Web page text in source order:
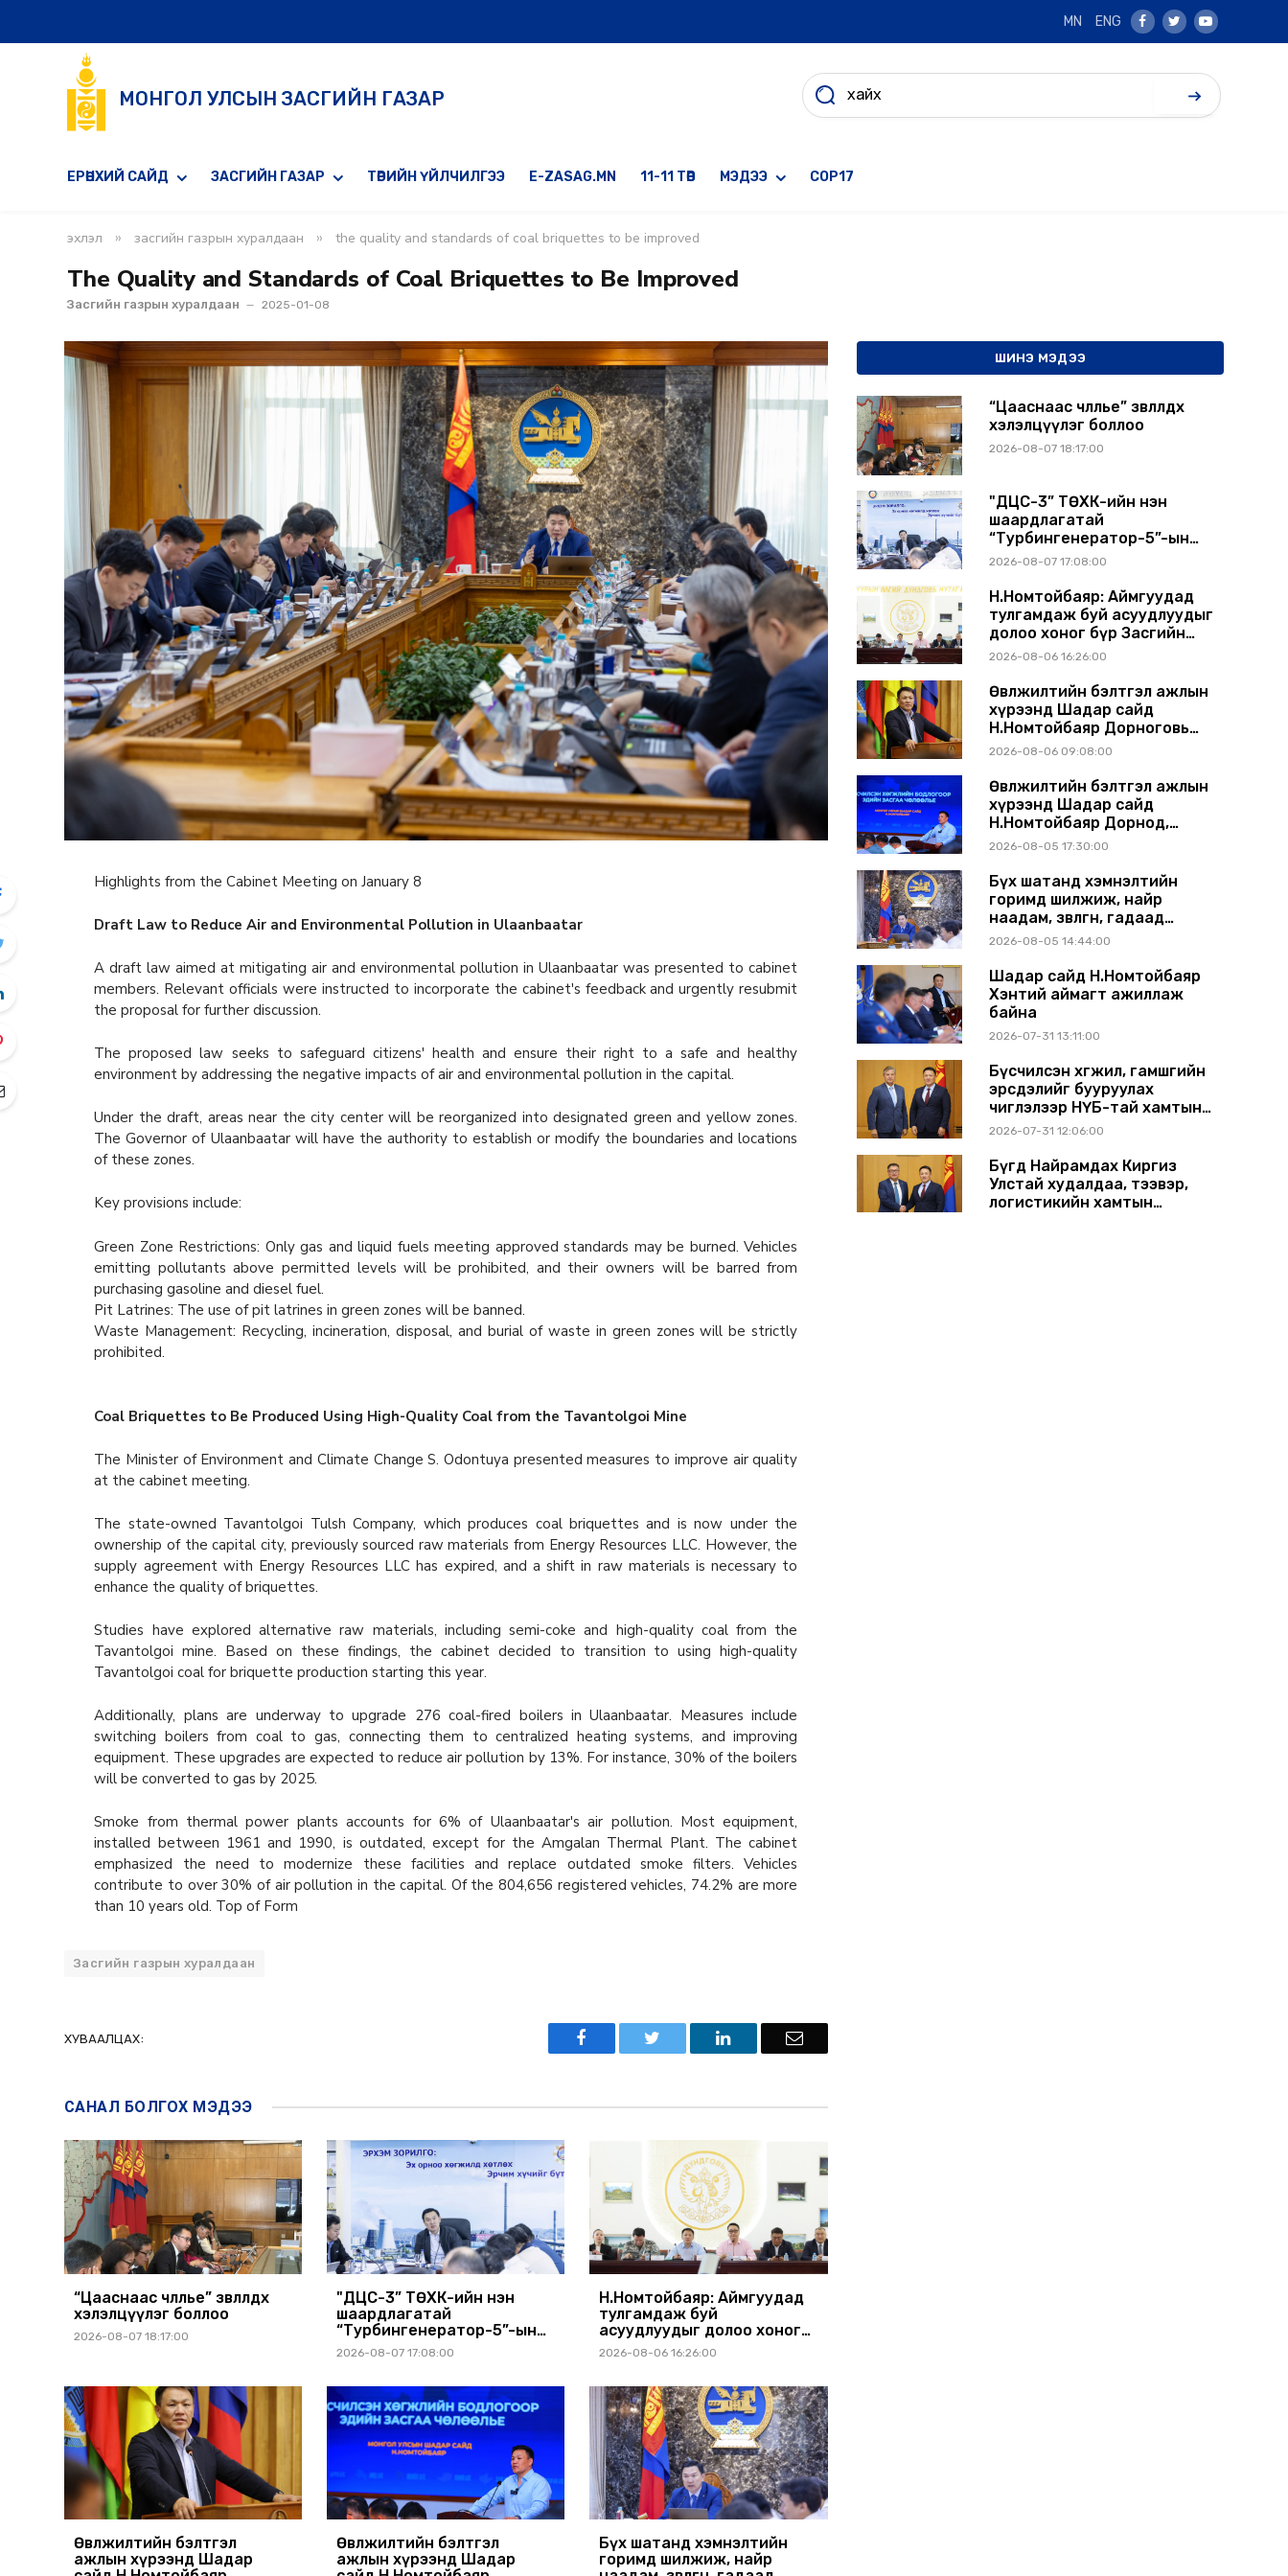
MN ENG
Facebook
TwitterYoutube
МОНГОЛ УЛСЫН ЗАСГИЙН ГАЗАР
ЕРӨНХИЙ САЙД ЗАСГИЙН ГАЗАР ТӨРИЙН ҮЙЛЧИЛГЭЭ E-ZASAG.MN 11-11 ТӨВ МЭДЭЭ COP17
эхлэл » засгийн газрын хуралдаан » the quality and standards of coal briquettes to be improved
The Quality and Standards of Coal Briquettes to Be Improved
Засгийн газрын хуралдаан 2025-01-08
Highlights from the Cabinet Meeting on January 8
Draft Law to Reduce Air and Environmental Pollution in Ulaanbaatar
A draft law aimed at mitigating air and environmental pollution in Ulaanbaatar was presented to cabinet
members. Relevant officials were instructed to incorporate the cabinet's feedback and urgently resubmit
the proposal for further discussion.
The proposed law seeks to safeguard citizens' health and ensure their right to a safe and healthy
environment by addressing the negative impacts of air and environmental pollution in the capital.
Under the draft, areas near the city center will be reorganized into designated green and yellow zones.
The Governor of Ulaanbaatar will have the authority to establish or modify the boundaries and locations
of these zones.
Key provisions include:
Green Zone Restrictions: Only gas and liquid fuels meeting approved standards may be burned. Vehicles
emitting pollutants above permitted levels will be prohibited, and their owners will be barred from
purchasing gasoline and diesel fuel.
Pit Latrines: The use of pit latrines in green zones will be banned.
Waste Management: Recycling, incineration, disposal, and burial of waste in green zones will be strictly
prohibited.
Coal Briquettes to Be Produced Using High-Quality Coal from the Tavantolgoi Mine
The Minister of Environment and Climate Change S. Odontuya presented measures to improve air quality
at the cabinet meeting.
The state-owned Tavantolgoi Tulsh Company, which produces coal briquettes and is now under the
ownership of the capital city, previously sourced raw materials from Energy Resources LLC. However, the
supply agreement with Energy Resources LLC has expired, and a shift in raw materials is necessary to
enhance the quality of briquettes.
Studies have explored alternative raw materials, including semi-coke and high-quality coal from the
Tavantolgoi mine. Based on these findings, the cabinet decided to transition to using high-quality
Tavantolgoi coal for briquette production starting this year.
Additionally, plans are underway to upgrade 276 coal-fired boilers in Ulaanbaatar. Measures include
switching boilers from coal to gas, connecting them to centralized heating systems, and improving
equipment. These upgrades are expected to reduce air pollution by 13%. For instance, 30% of the boilers
will be converted to gas by 2025.
Smoke from thermal power plants accounts for 6% of Ulaanbaatar's air pollution. Most equipment,
installed between 1961 and 1990, is outdated, except for the Amgalan Thermal Plant. The cabinet
emphasized the need to modernize these facilities and replace outdated smoke filters. Vehicles
contribute to over 30% of air pollution in the capital. Of the 804,656 registered vehicles, 74.2% are more
than 10 years old. Top of Form
Засгийн газрын хуралдаан
ХУВААЛЦАХ:
САНАЛ БОЛГОХ МЭДЭЭ
“Цааснаас чөлөөлье” зөвлөлдөх
хэлэлцүүлэг боллоо
2026-08-07 18:17:00
"ДЦС-3” ТӨХК-ийн нэн
шаардлагатай
“Турбингенератор-5”-ын
шинэчлэлийн төсвийг
шийдвэрлэхээр болов
2026-08-07 17:08:00
Н.Номтойбаяр: Аймгуудад
тулгамдаж буй
асуудлуудыг долоо хоног
бүр Засгийн газрын
хуралдаанд танилцуулж,
2026-08-06 16:26:00
Өвөлжилтийн бэлтгэл
ажлын хүрээнд Шадар
Өвөлжилтийн бэлтгэл
ажлын хүрээнд Шадар
Бүх шатанд хэмнэлтийн
горимд шилжиж, найр
ШИНЭ МЭДЭЭ
“Цааснаас чөлөөлье” зөвлөлдөх
хэлэлцүүлэг боллоо
2026-08-07 18:17:00
"ДЦС-3” ТӨХК-ийн нэн
шаардлагатай
“Турбингенератор-5”-ын
шинэчлэлийн төсвийг
2026-08-07 17:08:00
Н.Номтойбаяр: Аймгуудад
тулгамдаж буй асуудлуудыг
долоо хоног бүр Засгийн
газрын хуралдаанд
2026-08-06 16:26:00
Өвөлжилтийн бэлтгэл ажлын
хүрээнд Шадар сайд
Н.Номтойбаяр Дорноговь
аймагт ажиллав
2026-08-06 09:08:00
Өвөлжилтийн бэлтгэл ажлын
хүрээнд Шадар сайд
Н.Номтойбаяр Дорнод,
Сүхбаатар аймагт ажиллав
2026-08-05 17:30:00
Бүх шатанд хэмнэлтийн
горимд шилжиж, найр
наадам, зөвлөгөөн, гадаад
томилолтыг хориглолоо
2026-08-05 14:44:00
Шадар сайд Н.Номтойбаяр
Хэнтий аймагт ажиллаж
байна
2026-07-31 13:11:00
Бүсчилсэн хөгжил, гамшгийн
эрсдэлийг бууруулах
чиглэлээр НҮБ-тай хамтын
ажиллагаагаа өргөжүүлэхээр
2026-07-31 12:06:00
Бүгд Найрамдах Киргиз
Улстай худалдаа, тээвэр,
логистикийн хамтын